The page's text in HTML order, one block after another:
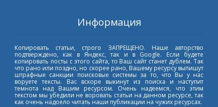
Информация
Копировать статьи, строго ЗАПРЕЩЕНО. Наше авторство
подтверждено, как в Яндекс, так и в Google. Если будете
копировать посты с этого сайта, то Ваш сайт станет дублем. Так
что рано или поздно, но скорее рано, Вашему ресурсу выпишут
штрафные санкции поисковые системы за то, что Вы у нас
воруете тексты. Вас вскоре выкинут из поиска и наступит
темнота над Вашим ресурсом. Очень надеемся, что этим
текстом мы убедили не воровать статьи на данном ресурсе, так
как очень надоело читать наши публикации на чужих ресурсах.